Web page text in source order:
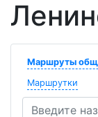
Маршруты
Маршрутки